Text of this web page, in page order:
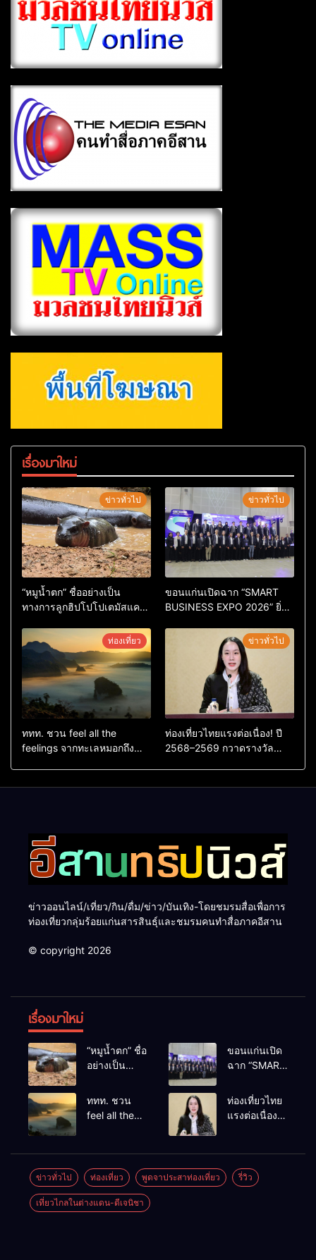
เรื่องมาใหม่
ข่าวทั่วไป
“หมูน้ำตก” ชื่ออย่างเป็น
ทางการลูกฮิปโปโปเตมัสแคระ
หลังผู้ร่วมกิจกรรมร่วมโหวต
ชนะกว่า 10,000 คะแนน
ข่าวทั่วไป
ขอนแก่นเปิดฉาก “SMART
BUSINESS EXPO 2026” ยิ่ง
ยกระดับเศรษฐกิจดิจิทัลอีสาน
ท่องเที่ยว
ททท. ชวน feel all the
feelings จากทะเลหมอกถึง
ข่าวทั่วไป
ท่องเที่ยวไทยแรงต่อเนื่อง! ปี
2568–2569 กวาดรางวัล
ข่าวออนไลน์/เที่ยว/กิน/ดื่ม/ข่าว/บันเทิง-โดยชมรมสื่อเพื่อการ
ท่องเที่ยวกลุ่มร้อยแก่นสารสินธุ์และชมรมคนทำสื่อภาคอีสาน
© copyright 2026
เรื่องมาใหม่
“หมูน้ำตก” ชื่อ
อย่างเป็น
แคระตัวใหม่
ร่วมกิจกรรม
ร่วมโหวต
ชนะกว่า
10,000
คะแนน
ขอนแก่นเปิด
ฉาก “SMART
EXPO 2026”
ยิ่งใหญ่ หนุนผู้
ระดับ
เศรษฐกิจ
ดิจิทัลอีสาน
ททท. ชวน
feel all the
พบเมืองไทย
มุมใหม่กับ
หลากความ
ท่องเที่ยวไทย
แรงต่อเนื่อง!
สากล ตอกย้ำ
ผลสำเร็จ ดัน
ข่าวทั่วไป ท่องเที่ยว พูดจาประสาท่องเที่ยว รี่วิว
เที่ยวไกลในต่างแดน-ดีเจนิชา